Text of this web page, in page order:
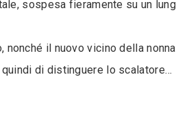
sospesa fieramente su un
il nuovo vicino della
di distinguere lo scalatore…